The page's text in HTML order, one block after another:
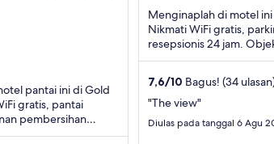
13
Agu
pantai ini di Gold
gratis, pantai
pembersihan
memuji staf dan
23
Menginaplah di motel
Nikmati WiFi gratis,
resepsionis 24 jam.
populer seperti
7,6/10 Bagus! (34
"The view"
Diulas pada tanggal 6 Agu